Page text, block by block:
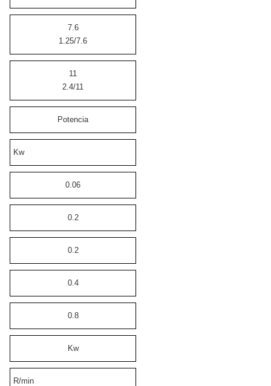
7.6
1.25/7.6
11
2.4/11
Potencia
Kw
0.06
0.2
0.2
0.4
0.8
Kw
R/min